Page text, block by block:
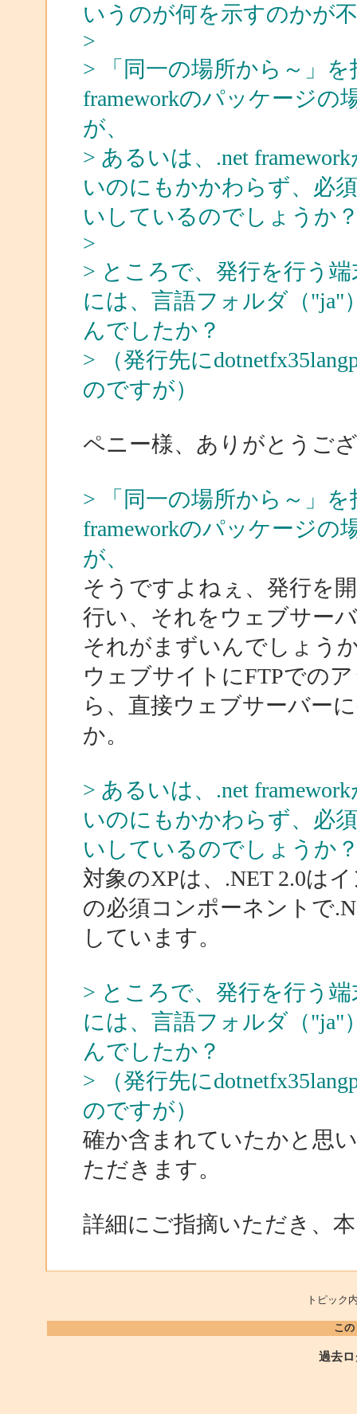
いうのが何を示すのかが
>
> 「同一の場所から～」
frameworkのパッケージの
が、
> あるいは、.net
いのにもかかわらず、必
いしているのでしょうか
>
> ところで、発行を行う
には、言語フォルダ（
んでしたか？
> （発行先に
のですが）
ペニー様、ありがとうご
> 「同一の場所から～」
frameworkのパッケージの
が、
そうですよねぇ、発行を
行い、それをウェブサー
それがまずいんでしょう
ウェブサイトにFTPでの
ら、直接ウェブサーバー
か。
> あるいは、.net
いのにもかかわらず、必
いしているのでしょうか
対象のXPは、.NET 2.0は
の必須コンポーネントで
しています。
> ところで、発行を行う
には、言語フォルダ（
んでしたか？
> （発行先に
のですが）
確か含まれていたかと思
ただきます。
詳細にご指摘いただき、
トピッ
こ
過去